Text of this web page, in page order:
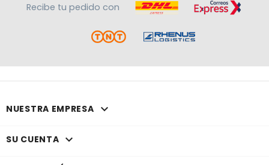
Recibe tu pedido con
NUESTRA EMPRESA 
SU CUENTA 